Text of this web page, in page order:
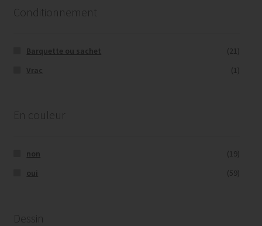
Conditionnement
Barquette ou sachet
(21)
Vrac
(1)
En couleur
non
(19)
oui
(59)
Dessin